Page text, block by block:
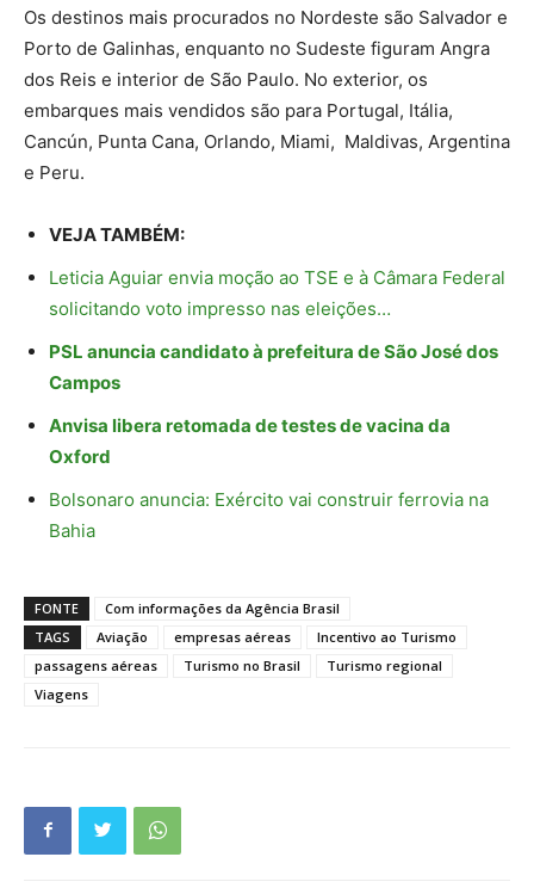
Os destinos mais procurados no Nordeste são Salvador e
Porto de Galinhas, enquanto no Sudeste figuram Angra
dos Reis e interior de São Paulo. No exterior, os
embarques mais vendidos são para Portugal, Itália,
Cancún, Punta Cana, Orlando, Miami, Maldivas, Argentina
e Peru.
VEJA TAMBÉM:
Leticia Aguiar envia moção ao TSE e à Câmara Federal
solicitando voto impresso nas eleições…
PSL anuncia candidato à prefeitura de São José dos
Campos
Anvisa libera retomada de testes de vacina da
Oxford
Bolsonaro anuncia: Exército vai construir ferrovia na
Bahia
FONTE
Com informações da Agência Brasil
TAGS
Aviação empresas aéreas
Incentivo ao Turismo
passagens aéreas
Turismo no Brasil
Turismo regional
Viagens